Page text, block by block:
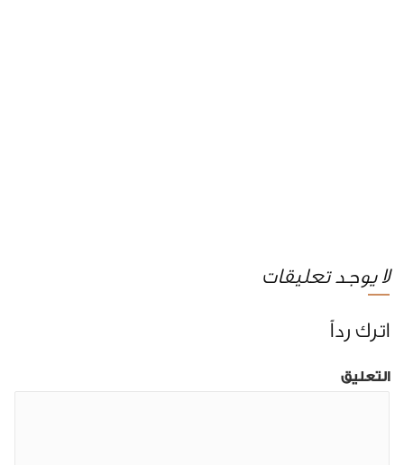
لا يوجد تعليقات
اترك رداً
التعليق